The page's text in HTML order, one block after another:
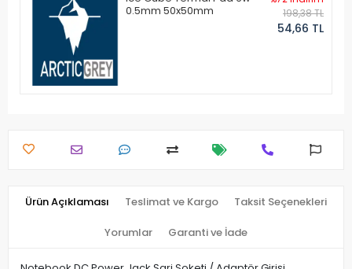
0.5mm 50x50mm
198,38 TL
54,66 TL
Ürün Açıklaması Teslimat ve Kargo Taksit Seçenekleri
Yorumlar Garanti ve İade